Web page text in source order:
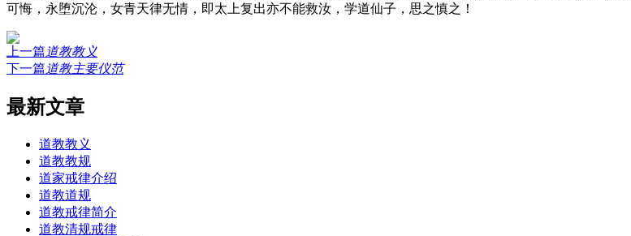
可悔，永堕沉沦，女青天律无情，即太上复出亦不能救汝，学道仙子，思之慎之！
上一篇道教教义
下一篇道教主要仪范
最新文章
道教教义
道教教规
道家戒律介绍
道教道规
道教戒律简介
道教清规戒律